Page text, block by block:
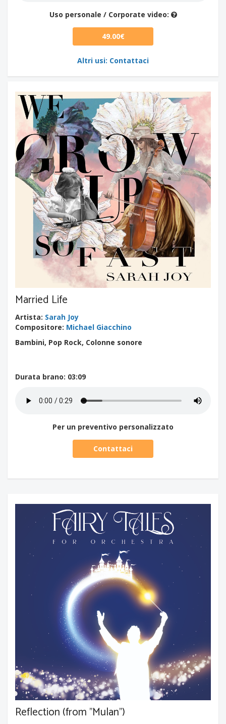
Uso personale / Corporate video:
49.00€
Altri usi: Contattaci
Married Life
Artista: Sarah Joy
Compositore: Michael Giacchino
Bambini, Pop Rock, Colonne sonore
Durata brano: 03:09
Per un preventivo personalizzato
Contattaci
Reflection (from "Mulan")